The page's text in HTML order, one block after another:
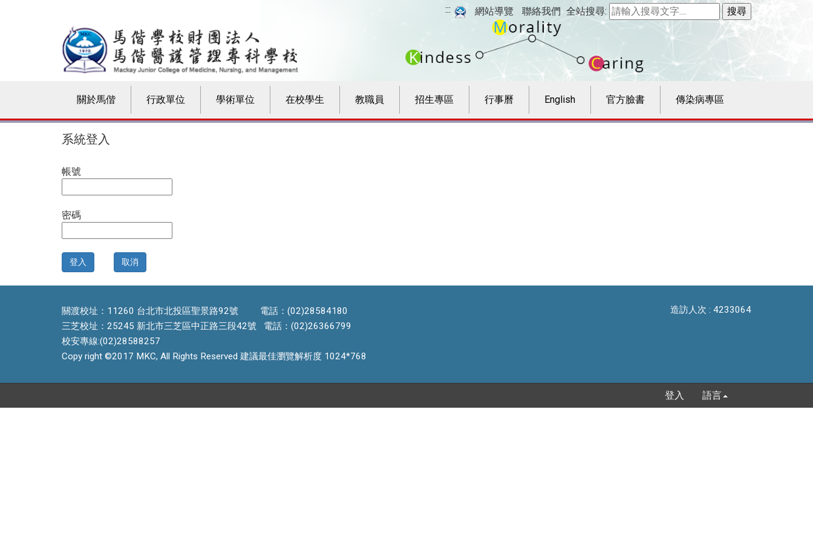
::: 網站導覽 聯絡我們 全站搜尋:
關於馬偕 行政單位 學術單位 在校學生 教職員 招生專區 行事曆 English 官方臉書 傳染病專區
系統登入
帳號
密碼
關渡校址：11260 台北市北投區聖景路92號 電話：(02)28584180
三芝校址：25245 新北市三芝區中正路三段42號 電話：(02)26366799
校安專線:(02)28588257
Copy right ©2017 MKC, All Rights Reserved 建議最佳瀏覽解析度 1024*768
造訪人次 : 4233064
登入 語言